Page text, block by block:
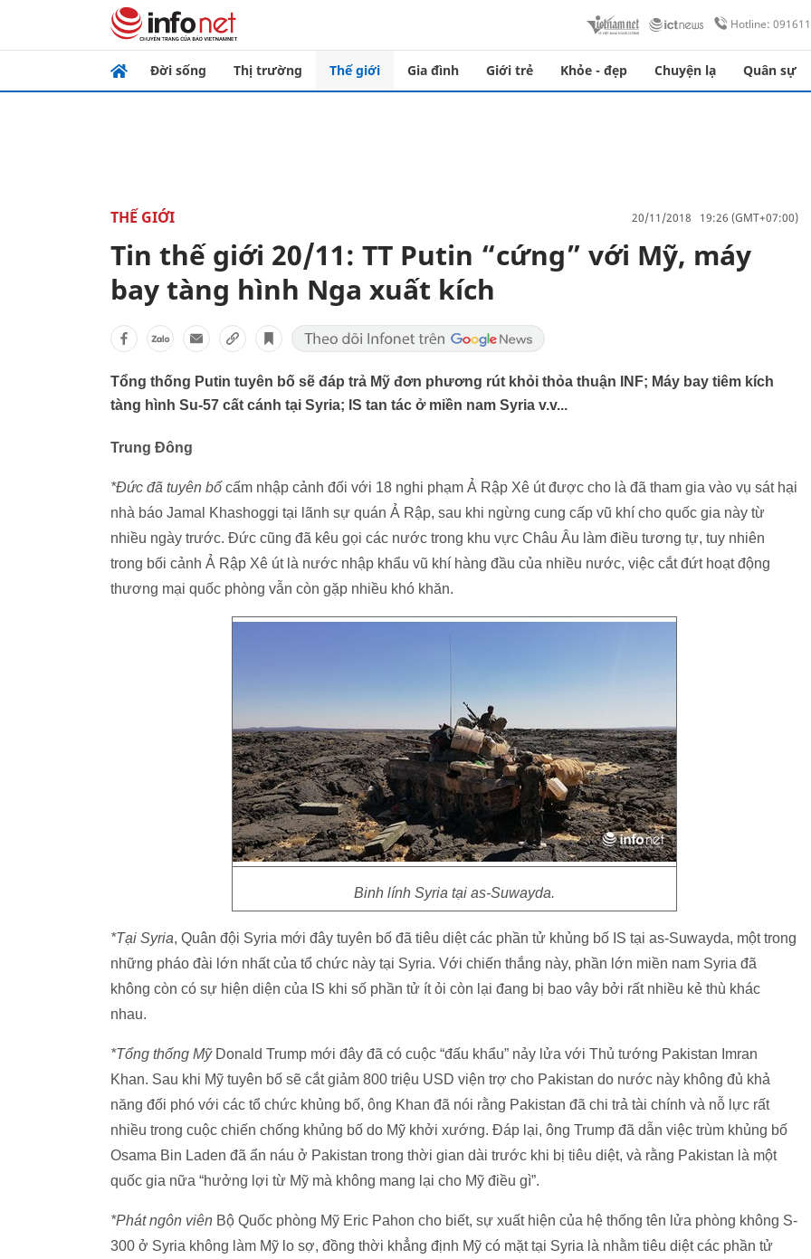
Hotline:
Đời sống Thị trường Thế giới Gia đình Giới trẻ Khỏe - đẹp Chuyện lạ Quân sự
THẾ GIỚI 20/11/2018 19:26 (GMT+07:00)
Tin thế giới 20/11: TT Putin “cứng” với Mỹ, máy
bay tàng hình Nga xuất kích
Tổng thống Putin tuyên bố sẽ đáp trả Mỹ đơn phương rút khỏi thỏa thuận INF; Máy bay tiêm kích
tàng hình Su-57 cất cánh tại Syria; IS tan tác ở miền nam Syria v.v...
Trung Đông
*Đức đã tuyên bố cấm nhập cảnh đối với 18 nghi phạm Ả Rập Xê út được cho là đã tham gia vào vụ sát hại
nhà báo Jamal Khashoggi tại lãnh sự quán Ả Rập, sau khi ngừng cung cấp vũ khí cho quốc gia này từ
nhiều ngày trước. Đức cũng đã kêu gọi các nước trong khu vực Châu Âu làm điều tương tự, tuy nhiên
trong bối cảnh Ả Rập Xê út là nước nhập khẩu vũ khí hàng đầu của nhiều nước, việc cắt đứt hoạt động
thương mại quốc phòng vẫn còn gặp nhiều khó khăn.
Binh lính Syria tại as-Suwayda.
*Tại Syria, Quân đội Syria mới đây tuyên bố đã tiêu diệt các phần tử khủng bố IS tại as-Suwayda, một trong
những pháo đài lớn nhất của tổ chức này tại Syria. Với chiến thắng này, phần lớn miền nam Syria đã
không còn có sự hiện diện của IS khi số phần tử ít ỏi còn lại đang bị bao vây bởi rất nhiều kẻ thù khác
nhau.
*Tổng thống Mỹ Donald Trump mới đây đã có cuộc “đấu khẩu” nảy lửa với Thủ tướng Pakistan Imran
Khan. Sau khi Mỹ tuyên bố sẽ cắt giảm 800 triệu USD viện trợ cho Pakistan do nước này không đủ khả
năng đối phó với các tổ chức khủng bố, ông Khan đã nói rằng Pakistan đã chi trả tài chính và nỗ lực rất
nhiều trong cuộc chiến chống khủng bố do Mỹ khởi xướng. Đáp lại, ông Trump đã dẫn việc trùm khủng bố
Osama Bin Laden đã ẩn náu ở Pakistan trong thời gian dài trước khi bị tiêu diệt, và rằng Pakistan là một
quốc gia nữa “hưởng lợi từ Mỹ mà không mang lại cho Mỹ điều gì”.
*Phát ngôn viên Bộ Quốc phòng Mỹ Eric Pahon cho biết, sự xuất hiện của hệ thống tên lửa phòng không S-
300 ở Syria không làm Mỹ lo sợ, đồng thời khẳng định Mỹ có mặt tại Syria là nhằm tiêu diệt các phần tử